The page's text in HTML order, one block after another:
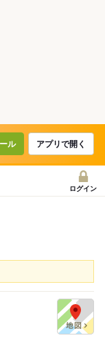
ル アプリで開く
ログイン